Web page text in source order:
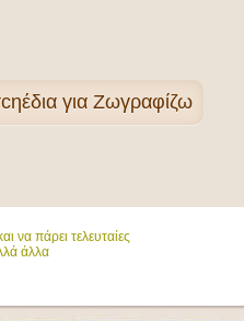
για Ζωγραφίζω
να πάρει τελευταίες
άλλα